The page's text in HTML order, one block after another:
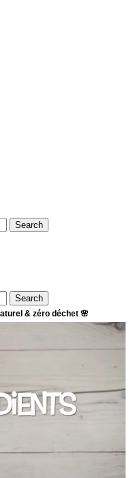
Search
Search